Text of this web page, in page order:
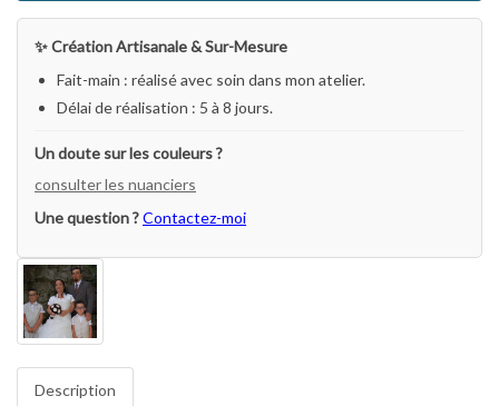
✨ Création Artisanale & Sur-Mesure
Fait-main : réalisé avec soin dans mon atelier.
Délai de réalisation : 5 à 8 jours.
Un doute sur les couleurs ?
consulter les nuanciers
Une question ?Contactez-moi
Description